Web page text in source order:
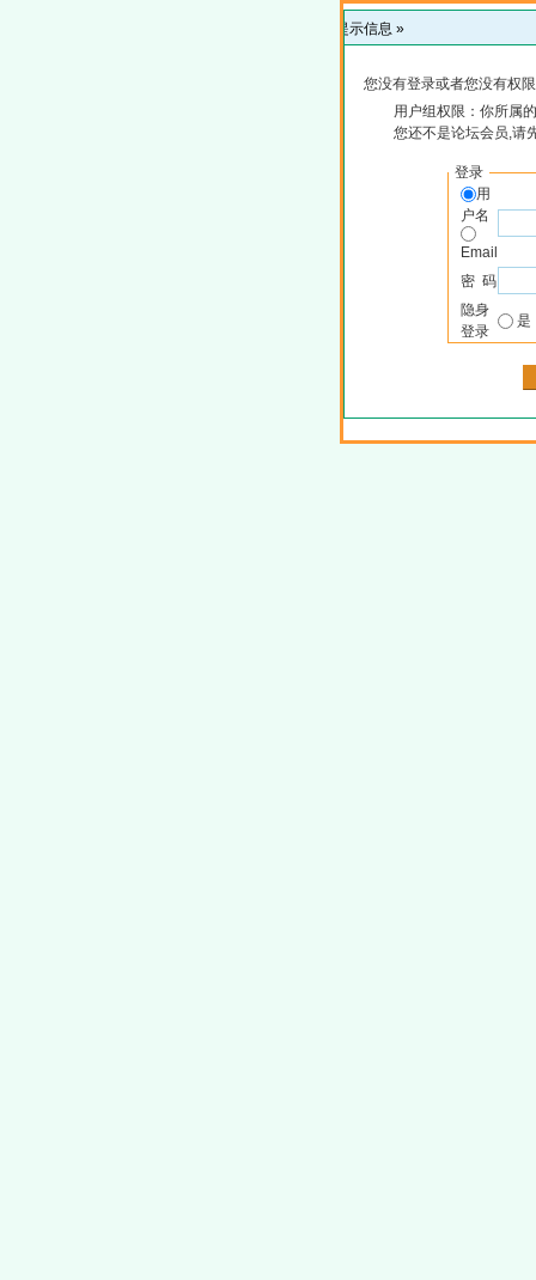
提示信息 »
您没有登录或者您没有权
用户组权限：你所属
您还不是论坛会员,请
登录
用
户名
Email
密 码
隐身
登录